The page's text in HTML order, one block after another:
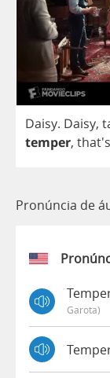
Daisy. Daisy,
temper, that's
Pronúncia de
Garota)